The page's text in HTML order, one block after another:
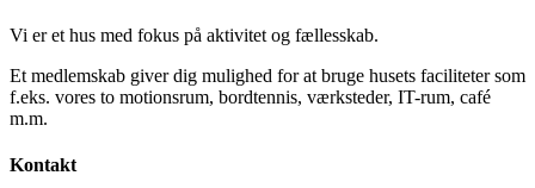
Vi er et hus med fokus på aktivitet og fællesskab.
Et medlemskab giver dig mulighed for at bruge husets faciliteter som
f.eks. vores to motionsrum, bordtennis, værksteder, IT-rum, café
m.m.
Kontakt